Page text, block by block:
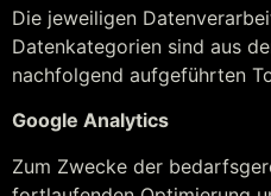
Die jeweiligen
Datenkategorien sind aus
nachfolgend aufgeführten
Google Analytics
Zum Zwecke der